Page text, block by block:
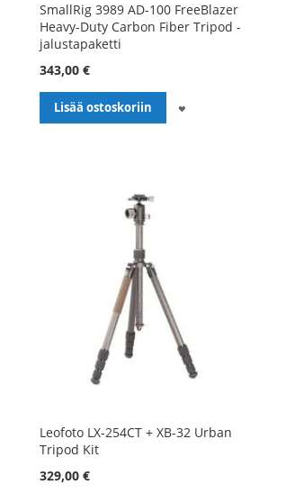
SmallRig 3989 AD-100 FreeBlazer
Heavy-Duty Carbon Fiber Tripod -
jalustapaketti
343,00 €
Lisää ostoskoriin
Leofoto LX-254CT + XB-32 Urban
Tripod Kit
329,00 €